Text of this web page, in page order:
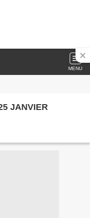
MENU
JANVIER